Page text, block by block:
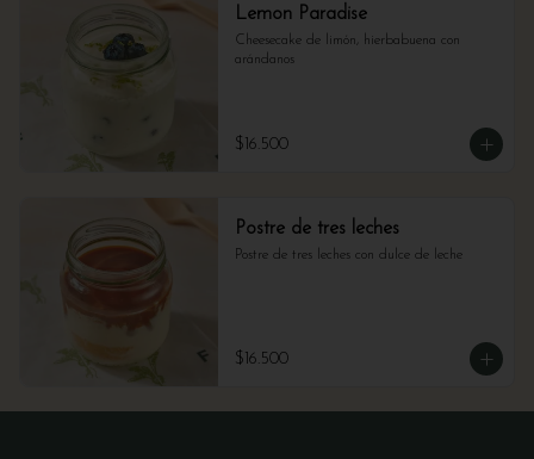
Lemon Paradise
Cheesecake de limón, hierbabuena con
arándanos
$16.500
Postre de tres leches
Postre de tres leches con dulce de leche
$16.500